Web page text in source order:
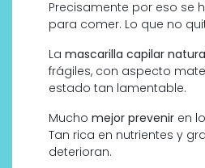
Precisamente por eso se
para comer. Lo que no
La mascarilla capilar
frágiles, con aspecto
estado tan lamentable.
Mucho mejor prevenir en
Tan rica en nutrientes y
deterioran.